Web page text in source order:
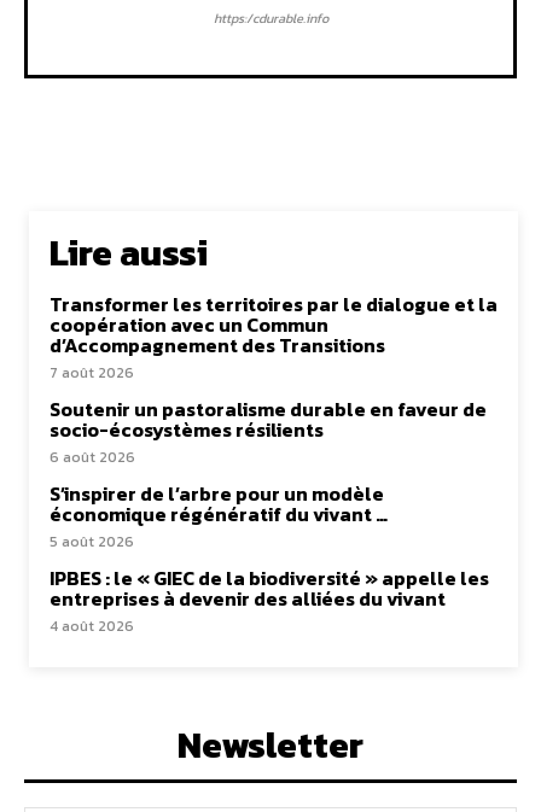
https:/cdurable.info
Lire aussi
Transformer les territoires par le dialogue et la
coopération avec un Commun
d’Accompagnement des Transitions
7 août 2026
Soutenir un pastoralisme durable en faveur de
socio-écosystèmes résilients
6 août 2026
S’inspirer de l’arbre pour un modèle
économique régénératif du vivant …
5 août 2026
IPBES : le « GIEC de la biodiversité » appelle les
entreprises à devenir des alliées du vivant
4 août 2026
Newsletter